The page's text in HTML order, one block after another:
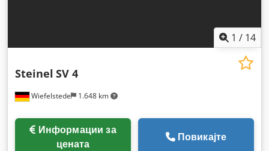
1 / 14
Wiefelstede 1.648 km
Steinel SV 4
цената
Повикајте